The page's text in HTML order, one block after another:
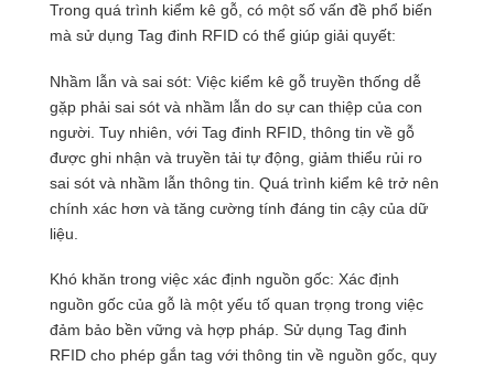
Trong quá trình kiểm kê gỗ, có một số vấn đề phổ biến
mà sử dụng Tag đinh RFID có thể giúp giải quyết:
Nhầm lẫn và sai sót: Việc kiểm kê gỗ truyền thống dễ
gặp phải sai sót và nhầm lẫn do sự can thiệp của con
người. Tuy nhiên, với Tag đinh RFID, thông tin về gỗ
được ghi nhận và truyền tải tự động, giảm thiểu rủi ro
sai sót và nhầm lẫn thông tin. Quá trình kiểm kê trở nên
chính xác hơn và tăng cường tính đáng tin cậy của dữ
liệu.
Khó khăn trong việc xác định nguồn gốc: Xác định
nguồn gốc của gỗ là một yếu tố quan trọng trong việc
đảm bảo bền vững và hợp pháp. Sử dụng Tag đinh
RFID cho phép gắn tag với thông tin về nguồn gốc, quy